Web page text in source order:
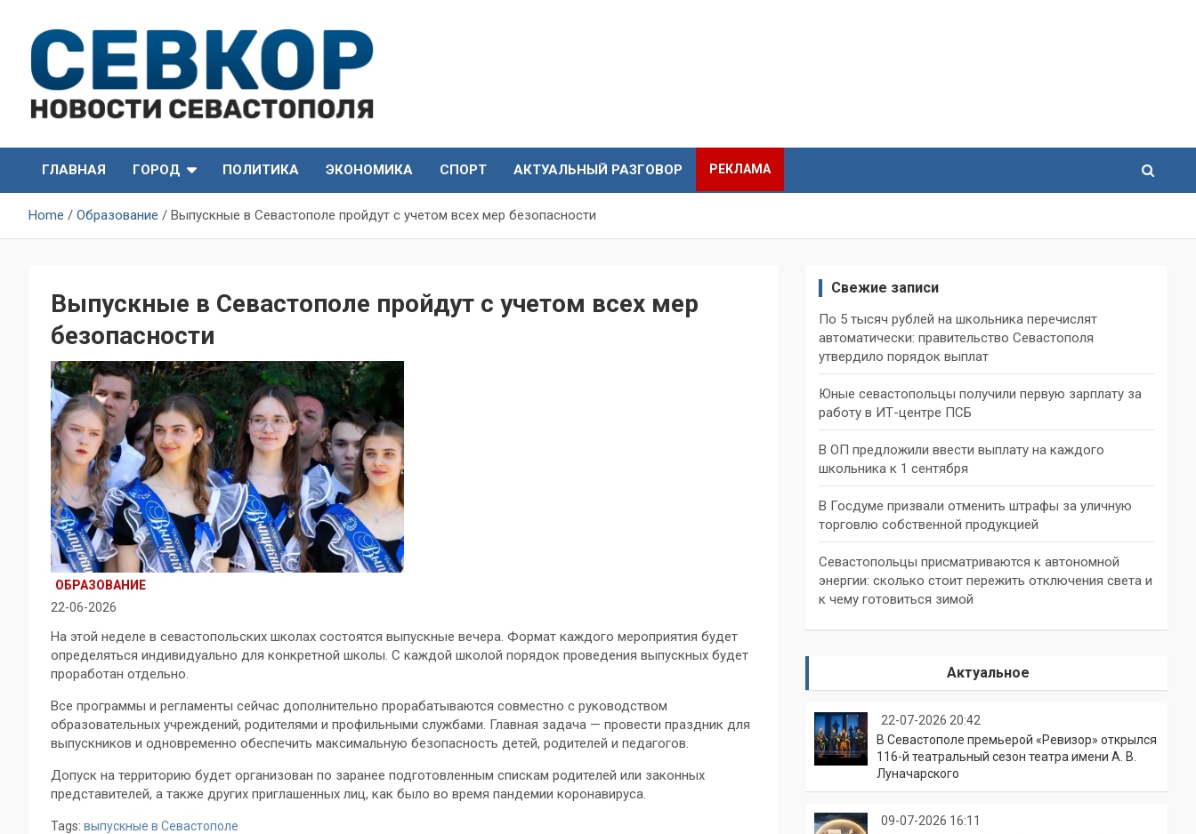
content
СевКор — Новости
Севастополя
Севастополя
ГЛАВНАЯ
ГОРОД ПОЛИТИКА ЭКОНОМИКА СПОРТ АКТУАЛЬНЫЙ РАЗГОВОР РЕКЛАМА
Home Образование Выпускные в Севастополе пройдут с учетом всех мер безопасности
Выпускные в Севастополе пройдут с учетом всех мер
безопасности
ОБРАЗОВАНИЕ
22-06-2026
На этой неделе в севастопольских школах состоятся выпускные вечера. Формат каждого мероприятия будет
определяться индивидуально для конкретной школы. С каждой школой порядок проведения выпускных будет
проработан отдельно.
Все программы и регламенты сейчас дополнительно прорабатываются совместно с руководством
образовательных учреждений, родителями и профильными службами. Главная задача — провести праздник для
выпускников и одновременно обеспечить максимальную безопасность детей, родителей и педагогов.
Допуск на территорию будет организован по заранее подготовленным спискам родителей или законных
представителей, а также других приглашенных лиц, как было во время пандемии коронавируса.
Tags: выпускные в Севастополе
Свежие записи
По 5 тысяч рублей на школьника перечислят
автоматически: правительство Севастополя
утвердило порядок выплат
Юные севастопольцы получили первую зарплату за
работу в ИТ-центре ПСБ
В ОП предложили ввести выплату на каждого
школьника к 1 сентября
В Госдуме призвали отменить штрафы за уличную
торговлю собственной продукцией
Севастопольцы присматриваются к автономной
энергии: сколько стоит пережить отключения света и
к чему готовиться зимой
Актуальное
22-07-2026 20:42
В Севастополе премьерой «Ревизор» открылся
116-й театральный сезон театра имени А. В.
Луначарского
09-07-2026 16:11